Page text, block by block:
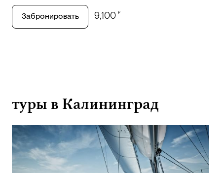
Забронировать 9,100 ₽
туры в Калининград